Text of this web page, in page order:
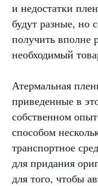
и недостатки
будут разные, но
получить вполне
необходимый
Атермальная
приведенные в
собственном
способом
транспортное
для придания
для того, чтобы